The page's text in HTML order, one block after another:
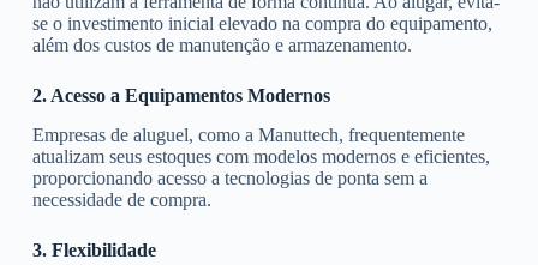
se o investimento inicial elevado na compra do equipamento,
além dos custos de manutenção e armazenamento.
2. Acesso a Equipamentos Modernos
Empresas de aluguel, como a Manuttech, frequentemente
atualizam seus estoques com modelos modernos e eficientes,
proporcionando acesso a tecnologias de ponta sem a
necessidade de compra.
3. Flexibilidade